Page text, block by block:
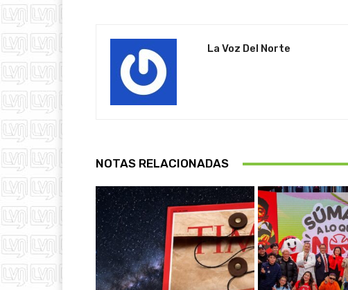
La Voz Del Norte
NOTAS RELACIONADAS